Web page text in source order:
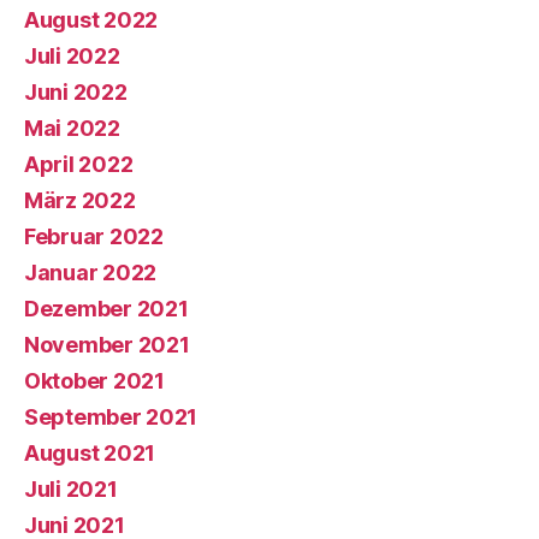
August 2022
Juli 2022
Juni 2022
Mai 2022
April 2022
März 2022
Februar 2022
Januar 2022
Dezember 2021
November 2021
Oktober 2021
September 2021
August 2021
Juli 2021
Juni 2021